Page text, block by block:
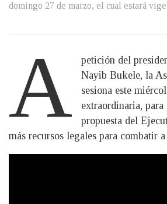
domingo 27 de marzo, el cual estará
A
petición del
Nayib Bukele, la
sesiona este
extraordinaria, para
propuesta del
más recursos legales para combatir